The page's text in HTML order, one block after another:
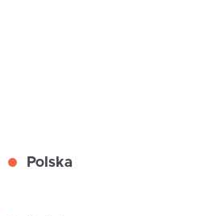
Polska